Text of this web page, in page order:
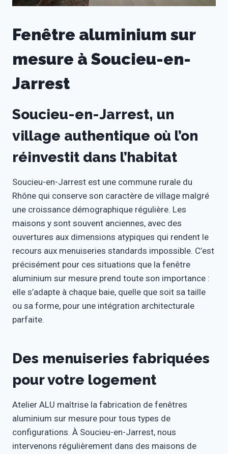
Fenêtre aluminium sur
mesure à Soucieu-en-
Jarrest
Soucieu-en-Jarrest, un
village authentique où l’on
réinvestit dans l’habitat
Soucieu-en-Jarrest est une commune rurale du
Rhône qui conserve son caractère de village malgré
une croissance démographique régulière. Les
maisons y sont souvent anciennes, avec des
ouvertures aux dimensions atypiques qui rendent le
recours aux menuiseries standards impossible. C’est
précisément pour ces situations que la fenêtre
aluminium sur mesure prend toute son importance :
elle s’adapte à chaque baie, quelle que soit sa taille
ou sa forme, pour une intégration architecturale
parfaite.
Des menuiseries fabriquées
pour votre logement
Atelier ALU maîtrise la fabrication de fenêtres
aluminium sur mesure pour tous types de
configurations. À Soucieu-en-Jarrest, nous
intervenons régulièrement dans des maisons de